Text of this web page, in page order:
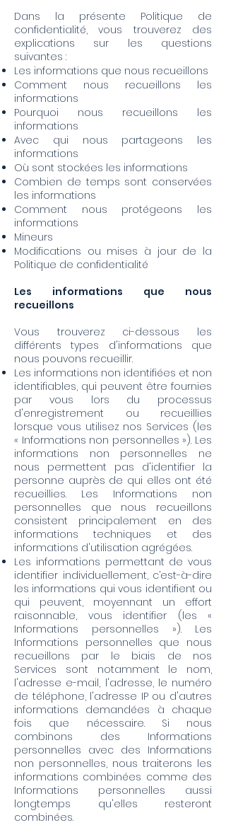
Dans la présente Politique de
confidentialité, vous trouverez des
explications sur les questions
suivantes :
Les informations que nous recueillons
Comment nous recueillons les
informations
Pourquoi nous recueillons les
informations
Avec qui nous partageons les
informations
Où sont stockées les informations
Combien de temps sont conservées
les informations
Comment nous protégeons les
informations
Mineurs
Modifications ou mises à jour de la
Politique de confidentialité
Les informations que nous
recueillons
Vous trouverez ci-dessous les
différents types d'informations que
nous pouvons recueillir.
Les informations non identifiées et non
identifiables, qui peuvent être fournies
par vous lors du processus
d'enregistrement ou recueillies
lorsque vous utilisez nos Services (les
« Informations non personnelles »). Les
informations non personnelles ne
nous permettent pas d'identifier la
personne auprès de qui elles ont été
recueillies. Les Informations non
personnelles que nous recueillons
consistent principalement en des
informations techniques et des
informations d'utilisation agrégées.
Les informations permettant de vous
identifier individuellement, c’est-à-dire
les informations qui vous identifient ou
qui peuvent, moyennant un effort
raisonnable, vous identifier (les «
Informations personnelles »). Les
Informations personnelles que nous
recueillons par le biais de nos
Services sont notamment le nom,
l'adresse e-mail, l'adresse, le numéro
de téléphone, l'adresse IP ou d'autres
informations demandées à chaque
fois que nécessaire. Si nous
combinons des Informations
personnelles avec des Informations
non personnelles, nous traiterons les
informations combinées comme des
Informations personnelles aussi
longtemps qu'elles resteront
combinées.